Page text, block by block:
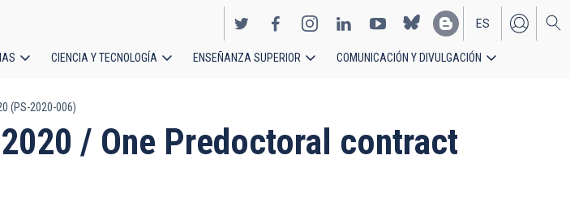
EN
ES
CIENCIA Y TECNOLOGÍA ENSEÑANZA SUPERIOR COMUNICACIÓN Y DIVULGACIÓN
(PS-2020-006)
/ One Predoctoral contract